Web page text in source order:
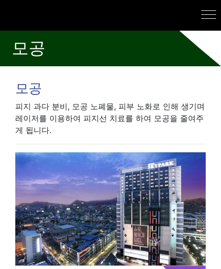
모공
모공
피지 과다 분비, 모공 노폐물, 피부 노화로 인해 생기며
레이저를 이용하여 피지선 치료를 하여 모공을 줄여주
게 됩니다.